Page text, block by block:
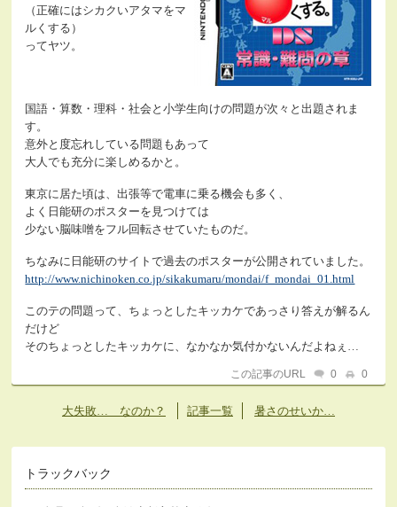
（正確にはシカクいアタマをマ
ルくする）
ってヤツ。
国語・算数・理科・社会と小学生向けの問題が次々と出題されま
す。
意外と度忘れしている問題もあって
大人でも充分に楽しめるかと。
東京に居た頃は、出張等で電車に乗る機会も多く、
よく日能研のポスターを見つけては
少ない脳味噌をフル回転させていたものだ。
ちなみに日能研のサイトで過去のポスターが公開されていました。
http://www.nichinoken.co.jp/sikakumaru/mondai/f_mondai_01.html
このテの問題って、ちょっとしたキッカケであっさり答えが解るん
だけど
そのちょっとしたキッカケに、なかなか気付かないんだよねぇ…
この記事のURL 0 0
大失敗… なのか？ 記事一覧 暑さのせいか…
トラックバック